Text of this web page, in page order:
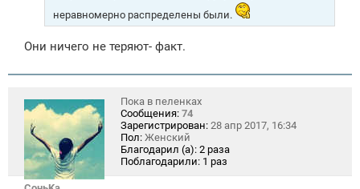
неравномерно распределены были.
Они ничего не теряют- факт.
Пока в пеленках
Сообщения: 74
Зарегистрирован: 28 апр 2017, 16:34
Пол: Женский
Благодарил (а): 2 раза
Поблагодарили: 1 раз